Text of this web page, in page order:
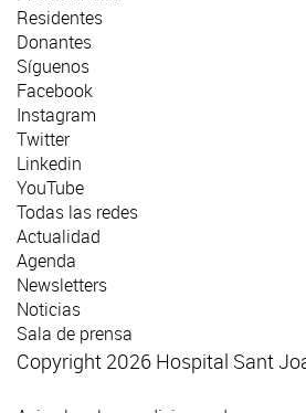
Residentes
Donantes
Síguenos
Facebook
Instagram
Twitter
Linkedin
YouTube
Todas las redes
Actualidad
Agenda
Newsletters
Noticias
Sala de prensa
Copyright 2026 Hospital Sant